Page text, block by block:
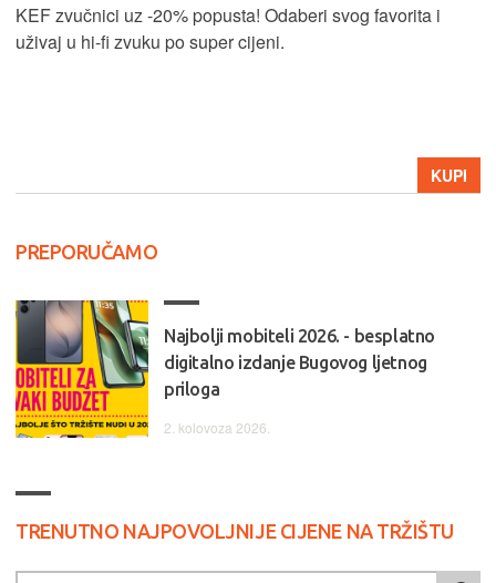
KEF zvučnici uz -20% popusta! Odaberi svog favorita i
uživaj u hi-fi zvuku po super cijeni.
KUPI
PREPORUČAMO
Najbolji mobiteli 2026. - besplatno
digitalno izdanje Bugovog ljetnog
priloga
2. kolovoza 2026.
TRENUTNO NAJPOVOLJNIJE CIJENE NA TRŽIŠTU